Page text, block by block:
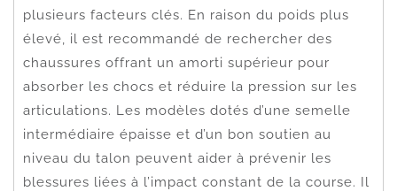
plusieurs facteurs clés. En raison du poids plus
élevé, il est recommandé de rechercher des
chaussures offrant un amorti supérieur pour
absorber les chocs et réduire la pression sur les
articulations. Les modèles dotés d’une semelle
intermédiaire épaisse et d’un bon soutien au
niveau du talon peuvent aider à prévenir les
blessures liées à l’impact constant de la course. Il